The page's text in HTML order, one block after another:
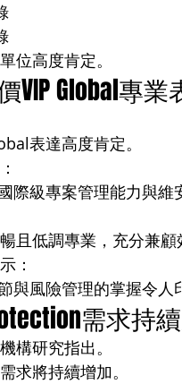
位高度肯定。
VIP Global專業
表達高度肯定。
際級專案管理能力與
且低調專業，充分兼
：
與風險管理的掌握令人
需求持
構研究指出。
求將持續增加。